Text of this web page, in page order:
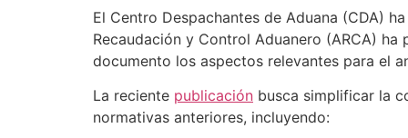
El Centro Despachantes de Aduana (CDA)
Recaudación y Control Aduanero (ARCA)
documento los aspectos relevantes para el
La reciente publicación busca simplificar la
normativas anteriores, incluyendo: